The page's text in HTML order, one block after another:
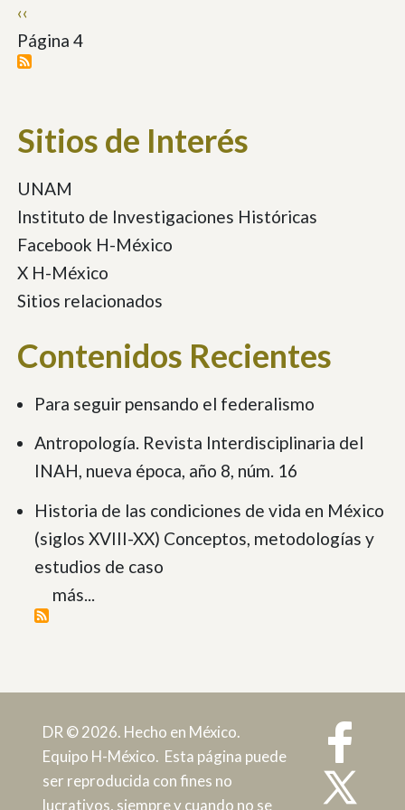
Paginación
Página
anterior
‹‹
Página 4
Sitios de Interés
UNAM
Instituto de Investigaciones Históricas
Facebook H-México
X H-México
Sitios relacionados
Contenidos Recientes
Para seguir pensando el federalismo
Antropología. Revista Interdisciplinaria del
INAH, nueva época, año 8, núm. 16
Historia de las condiciones de vida en México
(siglos XVIII-XX) Conceptos, metodologías y
estudios de caso
más...
DR © 2026. Hecho en México.
Equipo H-México. Esta página puede
ser reproducida con fines no
lucrativos, siempre y cuando no se